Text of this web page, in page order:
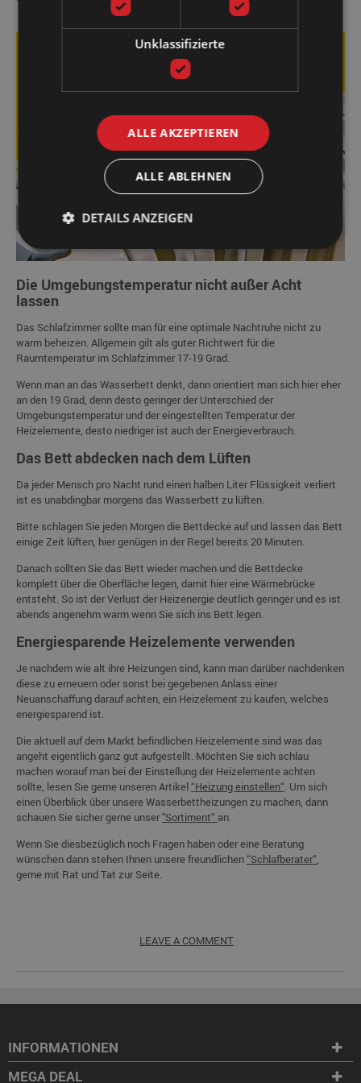
Die Umgebungstemperatur nicht außer Acht
lassen
Das Schlafzimmer sollte man für eine optimale Nachtruhe nicht zu
warm beheizen. Allgemein gilt als guter Richtwert für die
Raumtemperatur im Schlafzimmer 17-19 Grad.
Wenn man an das Wasserbett denkt, dann orientiert man sich hier eher
an den 19 Grad, denn desto geringer der Unterschied der
Umgebungstemperatur und der eingestellten Temperatur der
Heizelemente, desto niedriger ist auch der Energieverbrauch.
Das Bett abdecken nach dem Lüften
Da jeder Mensch pro Nacht rund einen halben Liter Flüssigkeit verliert
ist es unabdingbar morgens das Wasserbett zu lüften.
Bitte schlagen Sie jeden Morgen die Bettdecke auf und lassen das Bett
einige Zeit lüften, hier genügen in der Regel bereits 20 Minuten.
Danach sollten Sie das Bett wieder machen und die Bettdecke
komplett über die Oberfläche legen, damit hier eine Wärmebrücke
entsteht. So ist der Verlust der Heizenergie deutlich geringer und es ist
abends angenehm warm wenn Sie sich ins Bett legen.
Energiesparende Heizelemente verwenden
Je nachdem wie alt ihre Heizungen sind, kann man darüber nachdenken
diese zu erneuern oder sonst bei gegebenen Anlass einer
Neuanschaffung darauf achten, ein Heizelement zu kaufen, welches
energiesparend ist.
Die aktuell auf dem Markt befindlichen Heizelemente sind was das
angeht eigentlich ganz gut aufgestellt. Möchten Sie sich schlau
machen worauf man bei der Einstellung der Heizelemente achten
sollte, lesen Sie gerne unseren Artikel“Heizung einstellen“. Um sich
einen Überblick über unsere Wasserbettheizungen zu machen, dann
schauen Sie sicher gerne unser"Sortiment“ an.
Wenn Sie diesbezüglich noch Fragen haben oder eine Beratung
wünschen dann stehen Ihnen unsere freundlichen“Schlafberater“,
gerne mit Rat und Tat zur Seite.
LEAVE A COMMENT
INFORMATIONEN
MEGA DEAL
Unklassifizierte
ALLE AKZEPTIEREN
ALLE ABLEHNEN
DETAILS ANZEIGEN